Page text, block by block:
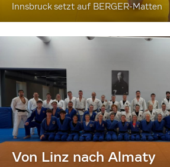
Innsbruck setzt auf BERGER-Matten
Von Linz nach Almaty